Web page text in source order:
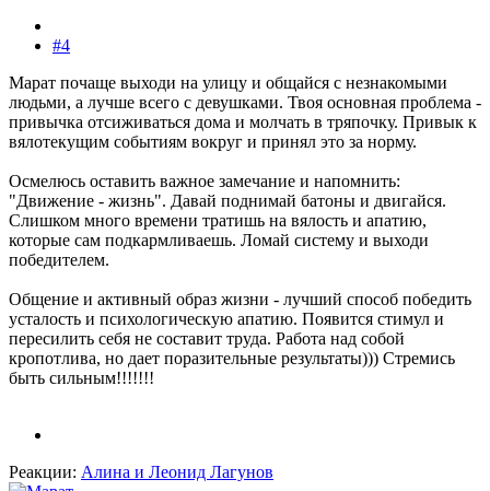
#4
Марат почаще выходи на улицу и общайся с незнакомыми
людьми, а лучше всего с девушками. Твоя основная проблема -
привычка отсиживаться дома и молчать в тряпочку. Привык к
вялотекущим событиям вокруг и принял это за норму.
Осмелюсь оставить важное замечание и напомнить:
"Движение - жизнь". Давай поднимай батоны и двигайся.
Слишком много времени тратишь на вялость и апатию,
которые сам подкармливаешь. Ломай систему и выходи
победителем.
Общение и активный образ жизни - лучший способ победить
усталость и психологическую апатию. Появится стимул и
пересилить себя не составит труда. Работа над собой
кропотлива, но дает поразительные результаты))) Стремись
быть сильным!!!!!!!
Реакции: Алина и Леонид Лагунов